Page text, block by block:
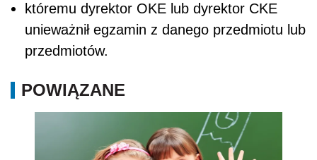
któremu dyrektor OKE lub dyrektor CKE
unieważnił egzamin z danego przedmiotu lub
przedmiotów.
POWIĄZANE